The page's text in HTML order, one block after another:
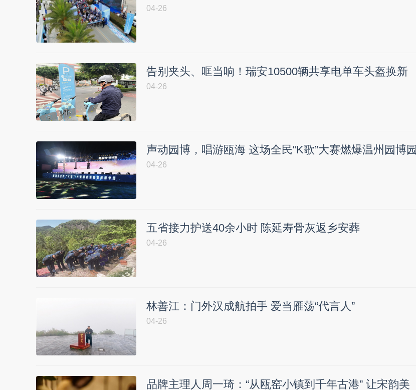
04-26
告别夹头、哐当响！瑞安10500辆共享电单车头盔换新
04-26
声动园博，唱游瓯海 这场全民“K歌”大赛燃爆温州园博园
04-26
五省接力护送40余小时 陈延寿骨灰返乡安葬
04-26
林善江：门外汉成航拍手 爱当雁荡“代言人”
04-26
品牌主理人周一琦：“从瓯窑小镇到千年古港” 让宋韵美